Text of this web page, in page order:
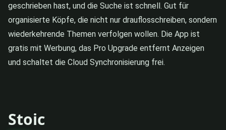
geschrieben hast, und die Suche ist schnell. Gut für
organisierte Köpfe, die nicht nur drauflosschreiben, sondern
wiederkehrende Themen verfolgen wollen. Die App ist
gratis mit Werbung, das Pro Upgrade entfernt Anzeigen
und schaltet die Cloud Synchronisierung frei.
Stoic